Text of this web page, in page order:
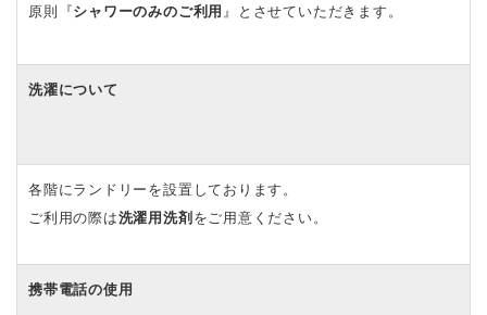
原則『シャワーのみのご利用 』とさせていただきます。
洗濯について
各階にランドリーを設置しております。
ご利用の際は洗濯用洗剤 をご用意ください。
携帯電話の使用